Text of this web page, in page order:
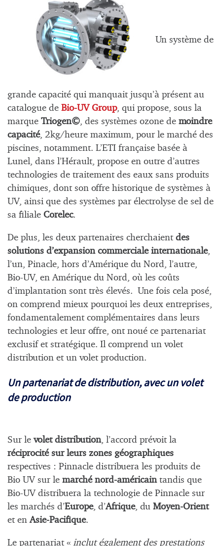
Un système de
grande capacité qui manquait jusqu’à présent au
catalogue de Bio-UV Group, qui propose, sous la
marque Triogen©, des systèmes ozone de moindre
capacité, 2kg/heure maximum, pour le marché des
piscines, notamment. L’ETI française basée à
Lunel, dans l’Hérault, propose en outre d’autres
technologies de traitement des eaux sans produits
chimiques, dont son offre historique de systèmes à
UV, ainsi que des systèmes par électrolyse de sel de
sa filiale Corelec.
De plus, les deux partenaires cherchaient des
solutions d’expansion commerciale internationale,
l’un, Pinacle, hors d’Amérique du Nord, l’autre,
Bio-UV, en Amérique du Nord, où les coûts
d’implantation sont très élevés. Une fois cela posé,
on comprend mieux pourquoi les deux entreprises,
fondamentalement complémentaires dans leurs
technologies et leur offre, ont noué ce partenariat
exclusif et stratégique. Il comprend un volet
distribution et un volet production.
Un partenariat de distribution, avec un volet
de production
Sur le volet distribution, l’accord prévoit la
réciprocité sur leurs zones géographiques
respectives : Pinnacle distribuera les produits de
Bio UV sur le marché nord-américaintandis que
Bio-UV distribuera la technologie de Pinnacle sur
les marchés d’Europe, d’Afrique, du Moyen-Orient
et enAsie-Pacifique.
Le partenariat « inclut également des prestations